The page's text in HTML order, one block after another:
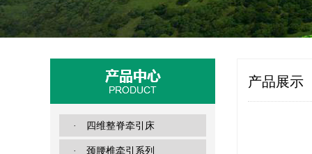
· 四维整脊牵引床
· 颈腰椎牵引系列
产品展示